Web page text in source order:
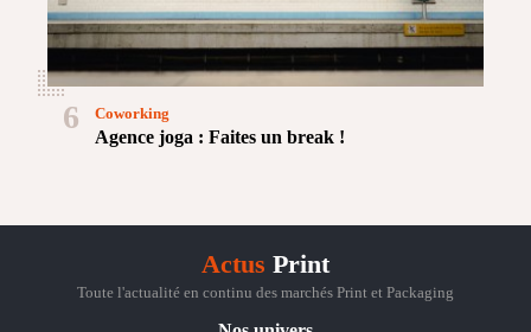
6
Agence joga : Faites un break !
Coworking
Actus Print
Toute l'actualité en continu des marchés Print et Packaging